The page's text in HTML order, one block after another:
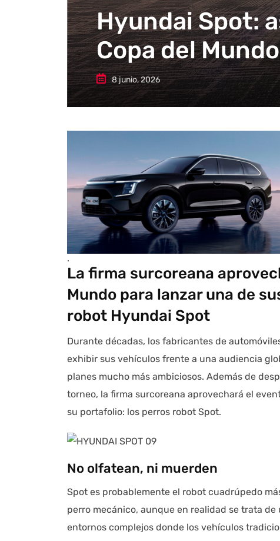
Hyundai Spot:
Copa del Mundo
8 junio, 2026
.
La firma surcoreana
Mundo para lanzar una de
robot Hyundai Spot
Durante décadas, los fabricantes de
exhibir sus vehículos frente a una audiencia
planes mucho más ambiciosos. Además de
torneo, la firma surcoreana aprovechará el
su portafolio: los perros robot Spot.
No olfatean, ni muerden
Spot es probablemente el robot cuadrúpedo
perro mecánico, aunque en realidad se trata
entornos complejos donde los vehículos